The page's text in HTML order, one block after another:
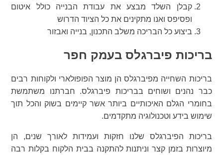
קבלן השלד מבצע את עבודת הבנייה כולל איטום
ופסיפס ואנו מתקינים את כל הציוד הדרוש
ביצוע כל הבריכה משלב התכנון, בנייה ואבזור
בריכות פיברגלס בעמק חפר
בריכות השחייה מפיברגלס הן מוצר הפופולארי ולקוחות רבים
כבר נהנים ושוחים בבריכות פיברגלס. חברתנו משתמשת
בחומרי הגלם האיכותיים ביותר אשר קיימים בשוק והכל תוך
שימוש בידע וטכנולוגיה מתקדמים.
בריכות הפיברגלס שלנו חזקות ועמידות לאורך שנים, הן
מיוצרות בזמן קצר וניתנות להתקנה בבית הלקוח בקלות רבה